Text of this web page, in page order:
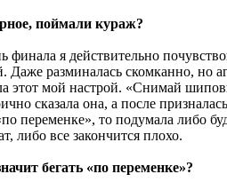
поймали кураж?
финала я действительно
Даже разминалась скомканно, но
этот мой настрой. «Снимай
сказала она, а после
переменке», то подумала либо
либо все закончится плохо.
бегать «по переменке»?